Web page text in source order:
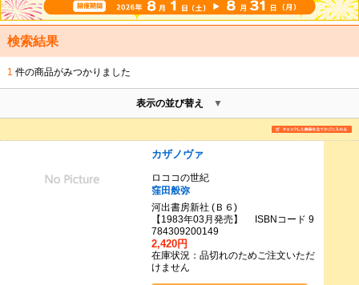
検索結果
1 件の商品がみつかりました
表示の並び替え
カザノヴァ
ロココの世紀
窪田般弥
河出書房新社 (Ｂ６)
【1983年03月発売】 ISBNコード 9
784309200149
2,420円
在庫状況：品切れのためご注文いただ
けません